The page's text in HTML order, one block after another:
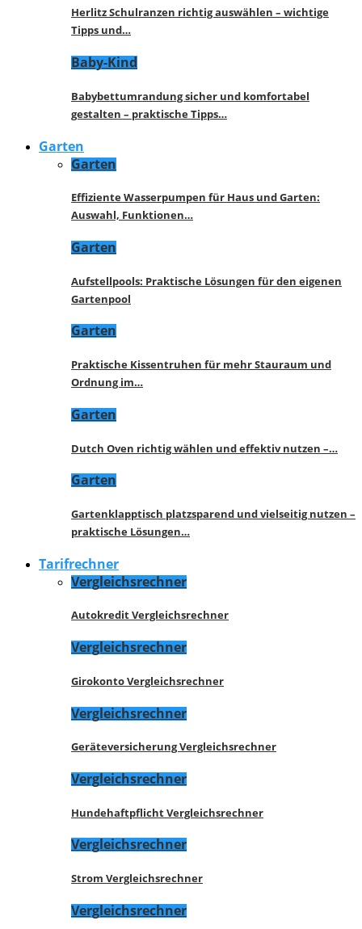
Herlitz Schulranzen richtig auswählen – wichtige
Tipps und…
Baby-Kind
Babybettumrandung sicher und komfortabel
gestalten – praktische Tipps…
Garten
Garten
Effiziente Wasserpumpen für Haus und Garten:
Auswahl, Funktionen…
Garten
Aufstellpools: Praktische Lösungen für den eigenen
Gartenpool
Garten
Praktische Kissentruhen für mehr Stauraum und
Ordnung im…
Garten
Dutch Oven richtig wählen und effektiv nutzen –…
Garten
Gartenklapptisch platzsparend und vielseitig nutzen –
praktische Lösungen…
Tarifrechner
Vergleichsrechner
Autokredit Vergleichsrechner
Vergleichsrechner
Girokonto Vergleichsrechner
Vergleichsrechner
Geräteversicherung Vergleichsrechner
Vergleichsrechner
Hundehaftpflicht Vergleichsrechner
Vergleichsrechner
Strom Vergleichsrechner
Vergleichsrechner